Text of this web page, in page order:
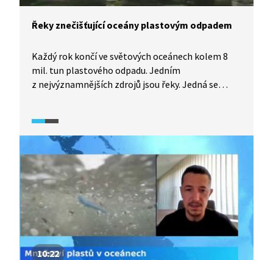
Řeky znečišťující oceány plastovým odpadem
Každý rok končí ve světových oceánech kolem 8
mil. tun plastového odpadu. Jedním
z nejvýznamnějších zdrojů jsou řeky. Jedná se
10:22